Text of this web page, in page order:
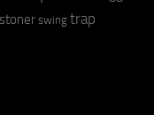
stoner swing trap